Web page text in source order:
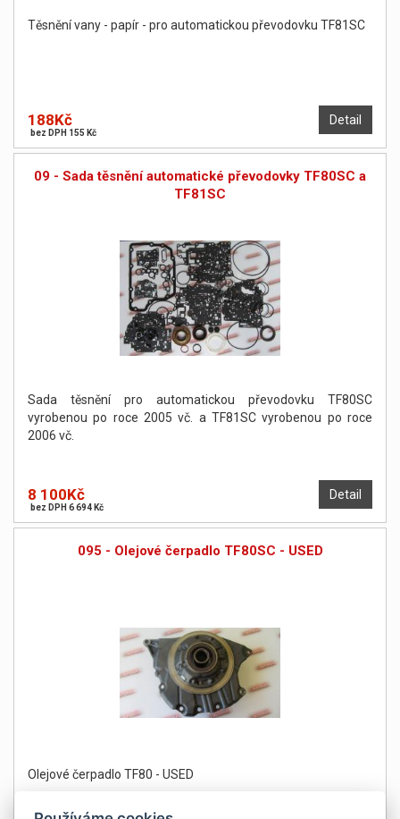
Těsnění vany - papír - pro automatickou převodovku TF81SC
Detail
188Kč
bez DPH 155 Kč
09 - Sada těsnění automatické převodovky TF80SC a
TF81SC
Sada těsnění pro automatickou převodovku TF80SC
vyrobenou po roce 2005 vč. a TF81SC vyrobenou po roce
2006 vč.
Detail
8 100Kč
bez DPH 6 694 Kč
095 - Olejové čerpadlo TF80SC - USED
Olejové čerpadlo TF80 - USED